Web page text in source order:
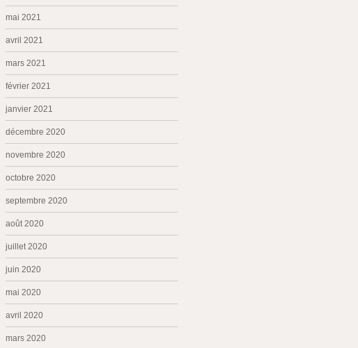
mai 2021
avril 2021
mars 2021
février 2021
janvier 2021
décembre 2020
novembre 2020
octobre 2020
septembre 2020
août 2020
juillet 2020
juin 2020
mai 2020
avril 2020
mars 2020